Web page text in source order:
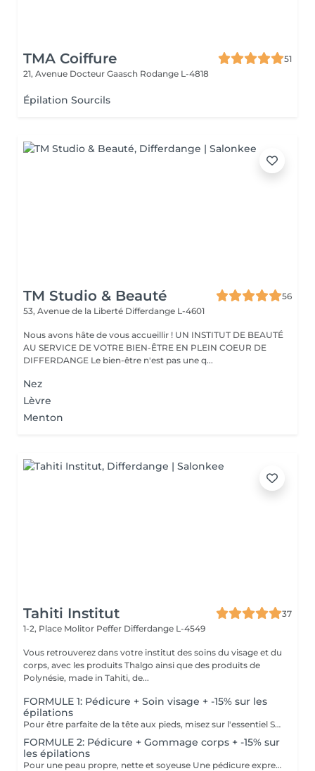
TMA Coiffure
51
21, Avenue Docteur Gaasch Rodange L-4818
Épilation Sourcils
TM Studio & Beauté
56
53, Avenue de la Liberté Differdange L-4601
Nous avons hâte de vous accueillir ! UN INSTITUT DE BEAUTÉ
AU SERVICE DE VOTRE BIEN-ÊTRE EN PLEIN COEUR DE
DIFFERDANGE Le bien-être n'est pas une q...
Nez
Lèvre
Menton
Tahiti Institut
37
1-2, Place Molitor Peffer Differdange L-4549
Vous retrouverez dans votre institut des soins du visage et du
corps, avec les produits Thalgo ainsi que des produits de
Polynésie, made in Tahiti, de...
FORMULE 1: Pédicure + Soin visage + -15% sur les
épilations
Pour être parfaite de la tête aux pieds, misez sur l'essentiel Soin du visage Bora Bora ( gommage et massage à l'huile de coco) Une pédicure express au choix rape ou trempage + Coupe et limage des ongles -15 % Sur toutes vos épilations ( à rajouter à votre RDV) Pour plus de précision, n'hésitez pas whatsapp, SMS ou appel au 661 555 858
FORMULE 2: Pédicure + Gommage corps + -15% sur
les épilations
Pour une peau propre, nette et soyeuse Une pédicure express au choix rape ou trempage + Coupe et limage des ongles Un gommage du corps (Monoï ou coco) parfait pour préparer la peau au bronzage -15 % Sur toutes vos épilations ( à rajouter à votre RDV) Pour plus de précision, n'hésitez pas whatsapp, SMS ou appel au 661 555 858